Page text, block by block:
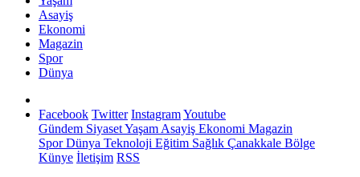
Asayiş
Ekonomi
Magazin
Spor
Dünya
Facebook Twitter InstagramYoutube
Gündem SiyasetYaşam Asayiş Ekonomi Magazin
SporDünya Teknoloji Eğitim Sağlık Çanakkale Bölge
Künye İletişim RSS